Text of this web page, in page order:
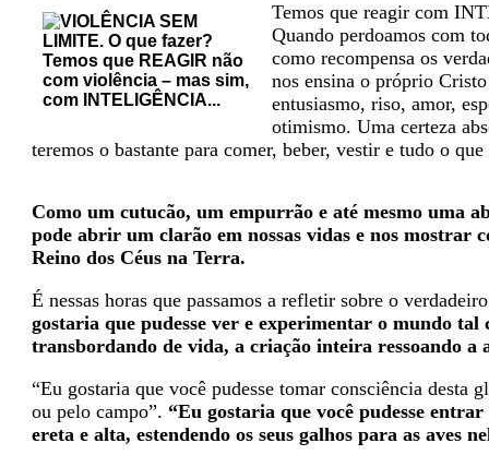
Temos que reagir com
Quando perdoamos com
como recompensa os
nos ensina o próprio
entusiasmo, riso, amor,
otimismo. Uma certeza
teremos o bastante para comer, beber, vestir e tudo o
Como um cutucão, um empurrão e até mesmo uma
pode abrir um clarão em nossas vidas e nos mostrar
Reino dos Céus na Terra.
É nessas horas que passamos a refletir sobre o
gostaria que pudesse ver e experimentar o mundo
transbordando de vida, a criação inteira ressoando a
“Eu gostaria que você pudesse tomar consciência
ou pelo campo”. “Eu gostaria que você pudesse
ereta e alta, estendendo os seus galhos para as aves